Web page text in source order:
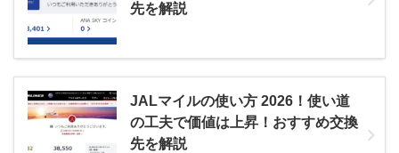
先を解説
JALマイルの使い方 2026！使い道
の工夫で価値は上昇！おすすめ交換
先を解説